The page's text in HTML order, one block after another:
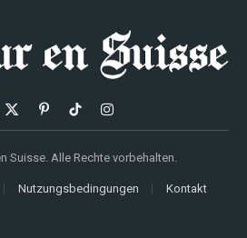
X
PinterestTikTokInstagram
Suisse. Alle Rechte vorbehalten.
Nutzungsbedingungen Kontakt